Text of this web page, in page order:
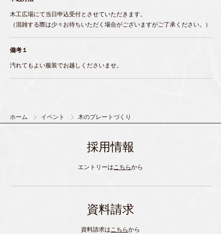
木工広場にて当日申込受付とさせていただきます。
（混雑する際は少々お待ちいただく場合がございますがご了承ください。）
備考１
汚れてもよい服装でお越しくださいませ。
ホーム イベント 木のプレートづくり
採用情報
エントリーはこちらから
資料請求
資料請求はこちらから